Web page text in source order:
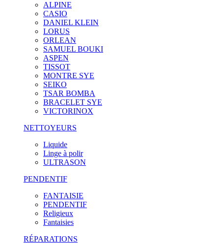
ALPINE
CASIO
DANIEL KLEIN
LORUS
ORLEAN
SAMUEL BOUKI
ASPEN
TISSOT
MONTRE SYE
SEIKO
TSAR BOMBA
BRACELET SYE
VICTORINOX
NETTOYEURS
Liquide
Linge à polir
ULTRASON
PENDENTIF
FANTAISIE
PENDENTIF
Religieux
Fantaisies
RÉPARATIONS